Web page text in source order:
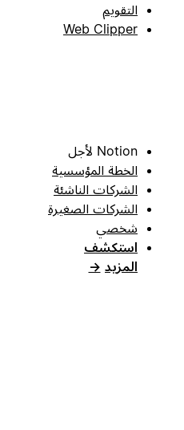
التقويم
Web Clipper
Notion لأجل
الخطة المؤسسية
الشركات الناشئة
الشركات الصغيرة
شخصي
استكشف
المزيد →